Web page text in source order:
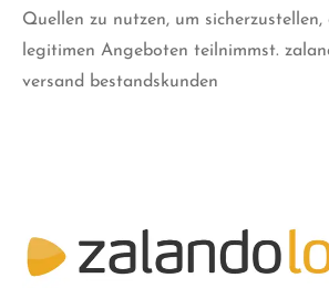
Quellen zu nutzen, um sicherzustellen,
legitimen Angeboten teilnimmst.
versand bestandskunden